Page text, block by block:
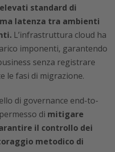
standard di
latenza tra ambienti
L’infrastruttura cloud ha
imponenti, garantendo
senza registrare
le fasi di migrazione.
di governance end-to-
di mitigare
il controllo dei
metodico di